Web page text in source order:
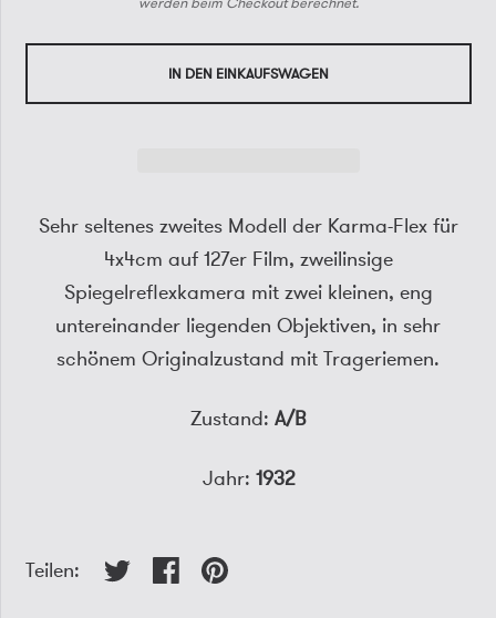
IN DEN EINKAUFSWAGEN
Sehr seltenes zweites Modell der Karma-Flex für
4x4cm auf 127er Film, zweilinsige
Spiegelreflexkamera mit zwei kleinen, eng
untereinander liegenden Objektiven, in sehr
schönem Originalzustand mit Trageriemen.
Zustand: A/B
Jahr: 1932
Teilen: